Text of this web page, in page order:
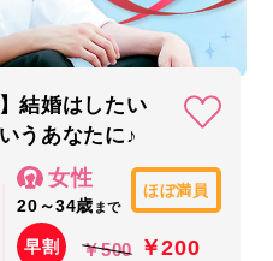
結婚はしたい
うあなたに♪
女性
20～34歳 まで
ほぼ満員
早割 ￥500 ￥200